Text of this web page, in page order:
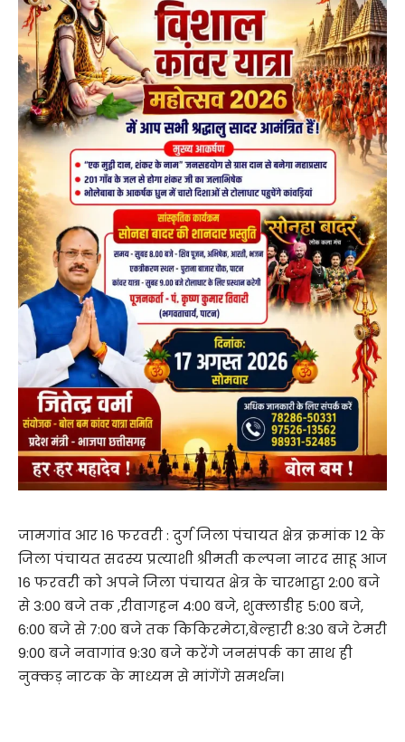
जामगांव आर 16 फरवरी : दुर्ग जिला पंचायत क्षेत्र क्रमांक 12 के
जिला पंचायत सदस्य प्रत्याशी श्रीमती कल्पना नारद साहू आज
16 फरवरी को अपने जिला पंचायत क्षेत्र के चारभाट्ठा 2:00 बजे
से 3:00 बजे तक ,रीवागहन 4:00 बजे, शुक्लाडीह 5:00 बजे,
6:00 बजे से 7:00 बजे तक किकिरमेटा,बेल्हारी 8:30 बजे टेमरी
9:00 बजे नवागांव 9:30 बजे करेंगे जनसंपर्क का साथ ही
नुक्कड़ नाटक के माध्यम से मांगेंगे समर्थन।